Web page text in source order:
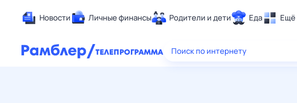
Новости Личные финансы Родители и дети Еда Ещё
Здоровье
Поиск по интернету